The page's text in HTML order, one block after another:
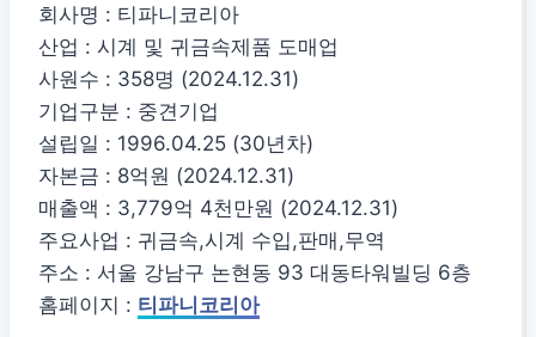
회사명 : 티파니코리아
산업 : 시계 및 귀금속제품 도매업
사원수 : 358명 (2024.12.31)
기업구분 : 중견기업
설립일 : 1996.04.25 (30년차)
자본금 : 8억원 (2024.12.31)
매출액 : 3,779억 4천만원 (2024.12.31)
주요사업 : 귀금속,시계 수입,판매,무역
주소 : 서울 강남구 논현동 93 대동타워빌딩 6층
홈페이지 : 티파니코리아